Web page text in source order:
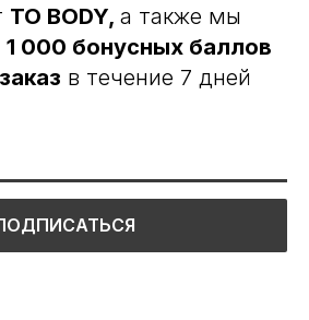
TO BODY, а также мы
1 000 бонусных баллов
в течение 7 дней